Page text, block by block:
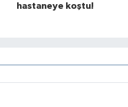
hastaneye koştu!